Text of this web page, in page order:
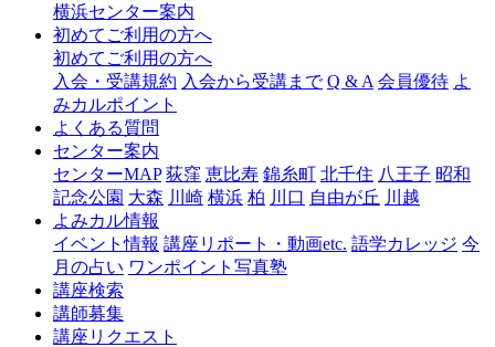
ャ
浜
横浜センター案内
初めてご利用の方へ
初めてご利用の方へ
入会・受講規約 入会から受講まで Q & A 会員優待 よ
みカルポイント
よくある質問
センター案内
センターMAP 荻窪 恵比寿 錦糸町 北千住 八王子 昭和
記念公園 大森 川崎 横浜 柏 川口 自由が丘 川越
よみカル情報
イベント情報 講座リポート・動画etc. 語学カレッジ 今
月の占い ワンポイント写真塾
講座検索
講師募集
講座リクエスト